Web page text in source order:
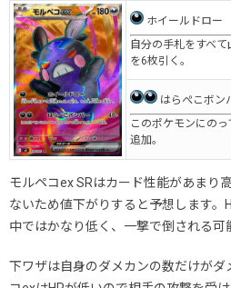
ホイールドロー
自分の手札をすべ
を6枚引く。
はらぺこボン
このポケモンにの
追加。
モルペコex SRはカード性能があまり
ないため値下がりすると予想します。
中ではかなり低く、一撃で倒される可
下ワザは自身のダメカンの数だけが